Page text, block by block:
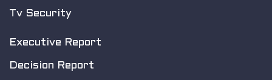
Tv Security
Executive Report
Decision Report